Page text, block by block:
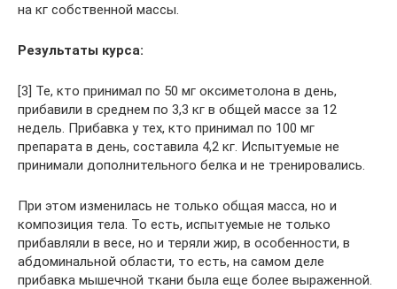
на кг собственной массы.
Результаты курса:
[3] Те, кто принимал по 50 мг оксиметолона в день,
прибавили в среднем по 3,3 кг в общей массе за 12
недель. Прибавка у тех, кто принимал по 100 мг
препарата в день, составила 4,2 кг. Испытуемые не
принимали дополнительного белка и не тренировались.
При этом изменилась не только общая масса, но и
композиция тела. То есть, испытуемые не только
прибавляли в весе, но и теряли жир, в особенности, в
абдоминальной области, то есть, на самом деле
прибавка мышечной ткани была еще более выраженной.